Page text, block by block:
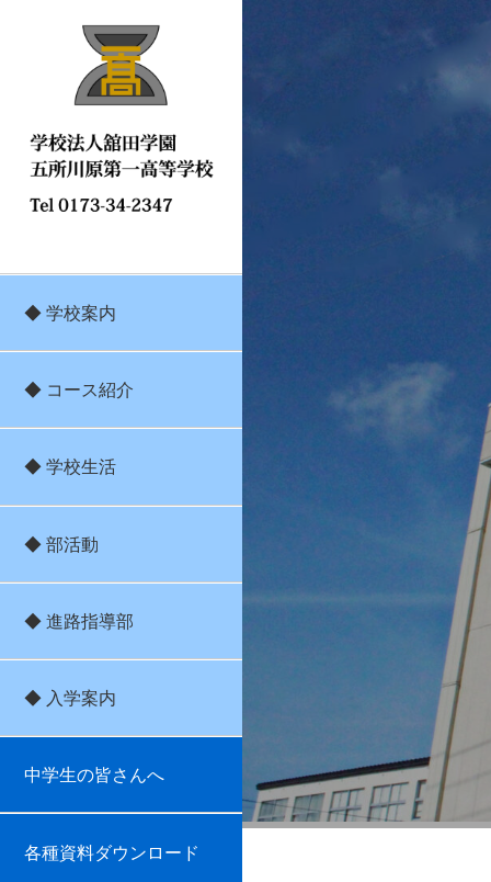
◆ 学校案内
◆ コース紹介
◆ 学校生活
◆ 部活動
◆ 進路指導部
◆ 入学案内
中学生の皆さんへ
各種資料ダウンロード